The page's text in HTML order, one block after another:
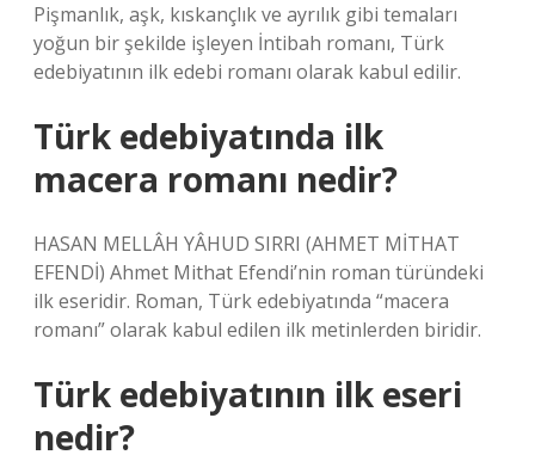
Pişmanlık, aşk, kıskançlık ve ayrılık gibi temaları
yoğun bir şekilde işleyen İntibah romanı, Türk
edebiyatının ilk edebi romanı olarak kabul edilir.
Türk edebiyatında ilk
macera romanı nedir?
HASAN MELLÂH YÂHUD SIRRI (AHMET MİTHAT
EFENDİ) Ahmet Mithat Efendi’nin roman türündeki
ilk eseridir. Roman, Türk edebiyatında “macera
romanı” olarak kabul edilen ilk metinlerden biridir.
Türk edebiyatının ilk eseri
nedir?